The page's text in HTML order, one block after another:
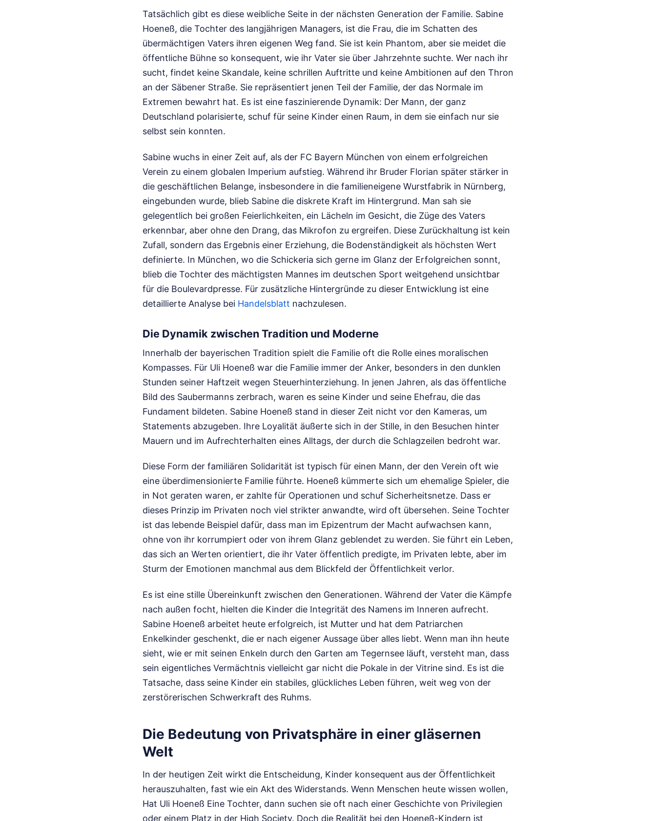
Tatsächlich gibt es diese weibliche Seite in der nächsten Generation der Familie. Sabine
Hoeneß, die Tochter des langjährigen Managers, ist die Frau, die im Schatten des
übermächtigen Vaters ihren eigenen Weg fand. Sie ist kein Phantom, aber sie meidet die
öffentliche Bühne so konsequent, wie ihr Vater sie über Jahrzehnte suchte. Wer nach ihr
sucht, findet keine Skandale, keine schrillen Auftritte und keine Ambitionen auf den Thron
an der Säbener Straße. Sie repräsentiert jenen Teil der Familie, der das Normale im
Extremen bewahrt hat. Es ist eine faszinierende Dynamik: Der Mann, der ganz
Deutschland polarisierte, schuf für seine Kinder einen Raum, in dem sie einfach nur sie
selbst sein konnten.
Sabine wuchs in einer Zeit auf, als der FC Bayern München von einem erfolgreichen
Verein zu einem globalen Imperium aufstieg. Während ihr Bruder Florian später stärker in
die geschäftlichen Belange, insbesondere in die familieneigene Wurstfabrik in Nürnberg,
eingebunden wurde, blieb Sabine die diskrete Kraft im Hintergrund. Man sah sie
gelegentlich bei großen Feierlichkeiten, ein Lächeln im Gesicht, die Züge des Vaters
erkennbar, aber ohne den Drang, das Mikrofon zu ergreifen. Diese Zurückhaltung ist kein
Zufall, sondern das Ergebnis einer Erziehung, die Bodenständigkeit als höchsten Wert
definierte. In München, wo die Schickeria sich gerne im Glanz der Erfolgreichen sonnt,
blieb die Tochter des mächtigsten Mannes im deutschen Sport weitgehend unsichtbar
für die Boulevardpresse. Für zusätzliche Hintergründe zu dieser Entwicklung ist eine
detaillierte Analyse bei Handelsblatt nachzulesen.
Die Dynamik zwischen Tradition und Moderne
Innerhalb der bayerischen Tradition spielt die Familie oft die Rolle eines moralischen
Kompasses. Für Uli Hoeneß war die Familie immer der Anker, besonders in den dunklen
Stunden seiner Haftzeit wegen Steuerhinterziehung. In jenen Jahren, als das öffentliche
Bild des Saubermanns zerbrach, waren es seine Kinder und seine Ehefrau, die das
Fundament bildeten. Sabine Hoeneß stand in dieser Zeit nicht vor den Kameras, um
Statements abzugeben. Ihre Loyalität äußerte sich in der Stille, in den Besuchen hinter
Mauern und im Aufrechterhalten eines Alltags, der durch die Schlagzeilen bedroht war.
Diese Form der familiären Solidarität ist typisch für einen Mann, der den Verein oft wie
eine überdimensionierte Familie führte. Hoeneß kümmerte sich um ehemalige Spieler, die
in Not geraten waren, er zahlte für Operationen und schuf Sicherheitsnetze. Dass er
dieses Prinzip im Privaten noch viel strikter anwandte, wird oft übersehen. Seine Tochter
ist das lebende Beispiel dafür, dass man im Epizentrum der Macht aufwachsen kann,
ohne von ihr korrumpiert oder von ihrem Glanz geblendet zu werden. Sie führt ein Leben,
das sich an Werten orientiert, die ihr Vater öffentlich predigte, im Privaten lebte, aber im
Sturm der Emotionen manchmal aus dem Blickfeld der Öffentlichkeit verlor.
Es ist eine stille Übereinkunft zwischen den Generationen. Während der Vater die Kämpfe
nach außen focht, hielten die Kinder die Integrität des Namens im Inneren aufrecht.
Sabine Hoeneß arbeitet heute erfolgreich, ist Mutter und hat dem Patriarchen
Enkelkinder geschenkt, die er nach eigener Aussage über alles liebt. Wenn man ihn heute
sieht, wie er mit seinen Enkeln durch den Garten am Tegernsee läuft, versteht man, dass
sein eigentliches Vermächtnis vielleicht gar nicht die Pokale in der Vitrine sind. Es ist die
Tatsache, dass seine Kinder ein stabiles, glückliches Leben führen, weit weg von der
zerstörerischen Schwerkraft des Ruhms.
Die Bedeutung von Privatsphäre in einer gläsernen
Welt
In der heutigen Zeit wirkt die Entscheidung, Kinder konsequent aus der Öffentlichkeit
herauszuhalten, fast wie ein Akt des Widerstands. Wenn Menschen heute wissen wollen,
Hat Uli Hoeneß Eine Tochter, dann suchen sie oft nach einer Geschichte von Privilegien
oder einem Platz in der High Society. Doch die Realität bei den Hoeneß-Kindern ist